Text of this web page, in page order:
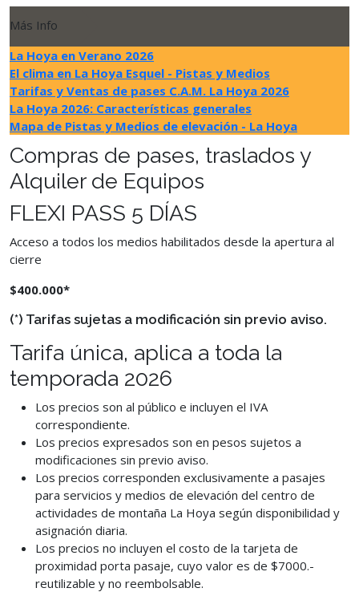
Más Info
La Hoya en Verano 2026
El clima en La Hoya Esquel - Pistas y Medios
Tarifas y Ventas de pases C.A.M. La Hoya 2026
La Hoya 2026: Características generales
Mapa de Pistas y Medios de elevación - La Hoya
Compras de pases, traslados y
Alquiler de Equipos
FLEXI PASS 5 DÍAS
Acceso a todos los medios habilitados desde la apertura al
cierre
$400.000*
(*) Tarifas sujetas a modificación sin previo aviso.
Tarifa única, aplica a toda la
temporada 2026
Los precios son al público e incluyen el IVA
correspondiente.
Los precios expresados son en pesos sujetos a
modificaciones sin previo aviso.
Los precios corresponden exclusivamente a pasajes
para servicios y medios de elevación del centro de
actividades de montaña La Hoya según disponibilidad y
asignación diaria.
Los precios no incluyen el costo de la tarjeta de
proximidad porta pasaje, cuyo valor es de $7000.-
reutilizable y no reembolsable.